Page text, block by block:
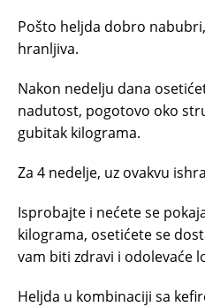
Pošto heljda dobro
hranljiva.
Nakon nedelju dana
nadutost, pogotovo oko
gubitak kilograma.
Za 4 nedelje, uz ovakvu
Isprobajte i nećete se
kilograma, osetićete se
vam biti zdravi i odolevaće
Heljda u kombinaciji sa